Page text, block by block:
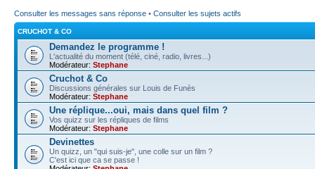
Consulter les messages sans réponse • Consulter les sujets actifs
CRUCHOT & CO
Demandez le programme !
L'actualité du moment (télé, ciné, radio, livres...)
Modérateur: Stephane
Cruchot & Co
Discussions générales sur Louis de Funès
Modérateur: Stephane
Une réplique...oui, mais dans quel film ?
Vos quizz sur les répliques de films
Modérateur: Stephane
Devinettes
Un quizz, un "qui suis-je", une colle sur un film ?
C'est ici que ca se passe !